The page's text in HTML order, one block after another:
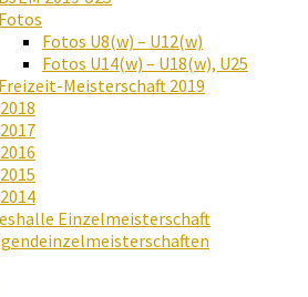
Fotos
Fotos U8(w) – U12(w)
Fotos U14(w) – U18(w), U25
Freizeit-Meisterschaft 2019
Einzelmeisterschaft